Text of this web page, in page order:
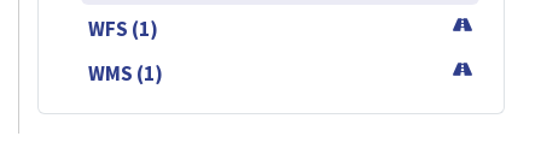
WFS (1)
WMS (1)